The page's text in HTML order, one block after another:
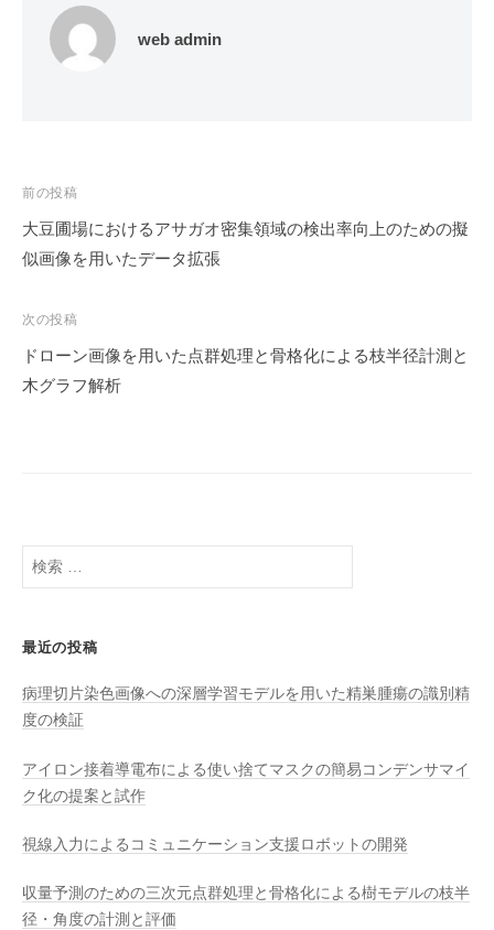
web admin
投
ナ
ビ
ゲ
前の投稿
大豆圃場におけるアサガオ密集領域の検出率向上のための擬
似画像を用いたデータ拡張
次の投稿
ドローン画像を用いた点群処理と骨格化による枝半径計測と
木グラフ解析
検
索
最近の投稿
病理切片染色画像への深層学習モデルを用いた精巣腫瘍の識別精
度の検証
アイロン接着導電布による使い捨てマスクの簡易コンデンサマイ
ク化の提案と試作
視線入力によるコミュニケーション支援ロボットの開発
収量予測のための三次元点群処理と骨格化による樹モデルの枝半
径・角度の計測と評価